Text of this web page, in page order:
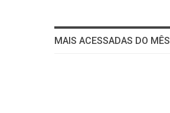
MAIS ACESSADAS DO MÊS